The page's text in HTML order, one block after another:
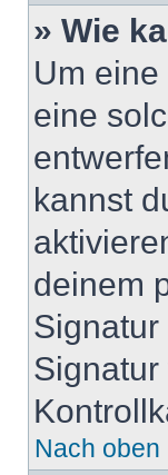
» Wie
Um
eine
kannst
deinem
Nach oben